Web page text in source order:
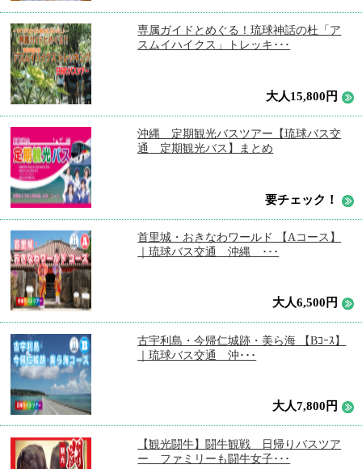
専属ガイドとめぐる！琉球神話の杜「ア
スムイハイクス」トレッキ･･･
大人15,800円
沖縄 定期観光バスツアー【琉球バス交
通 定期観光バス】まとめ
要チェック！
首里城・おきなわワールド 【Aコース】
｜琉球バス交通 沖縄 ･･･
大人6,500円
古宇利島・今帰仁城跡・美ら海 【Bｺｰｽ】
｜琉球バス交通 沖･･･
大人7,800円
【観光闘牛】闘牛観戦 日帰りバスツア
ー ファミリーも闘牛女子･･･